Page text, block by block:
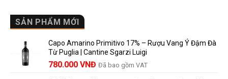
lựa
chọn
đáng
nhãn
rượu
vang
Được
Bao
Lâu?
Hướng
SẢN PHẨM MỚI
Capo Amarino Primitivo 17% – Rượu Vang Ý Đậm Đà
Từ Puglia | Cantine Sgarzi Luigi
Giá
780.000 VNĐ Giá
Đã bao gồm VAT